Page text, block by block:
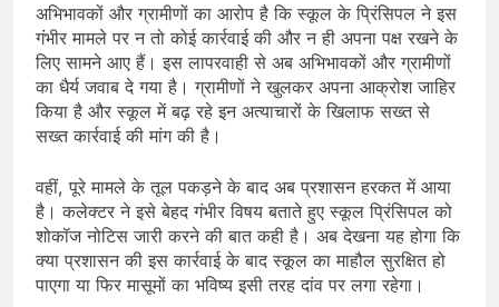
अभिभावकों और ग्रामीणों का आरोप है कि स्कूल के प्रिंसिपल ने इस
गंभीर मामले पर न तो कोई कार्रवाई की और न ही अपना पक्ष रखने के
लिए सामने आए हैं। इस लापरवाही से अब अभिभावकों और ग्रामीणों
का धैर्य जवाब दे गया है। ग्रामीणों ने खुलकर अपना आक्रोश जाहिर
किया है और स्कूल में बढ़ रहे इन अत्याचारों के खिलाफ सख्त से
सख्त कार्रवाई की मांग की है।
वहीं, पूरे मामले के तूल पकड़ने के बाद अब प्रशासन हरकत में आया
है। कलेक्टर ने इसे बेहद गंभीर विषय बताते हुए स्कूल प्रिंसिपल को
शोकॉज नोटिस जारी करने की बात कही है। अब देखना यह होगा कि
क्या प्रशासन की इस कार्रवाई के बाद स्कूल का माहौल सुरक्षित हो
पाएगा या फिर मासूमों का भविष्य इसी तरह दांव पर लगा रहेगा।